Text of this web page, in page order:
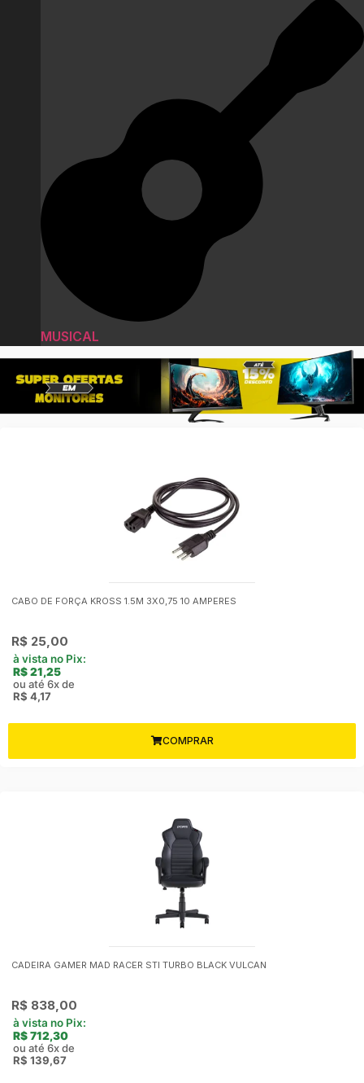
MUSICAL
CABO DE FORÇA KROSS 1.5M 3X0,75 10 AMPERES
R$ 25,00
à vista no Pix:
R$21,25
ou até 6x de
R$ 4,17
COMPRAR
CADEIRA GAMER MAD RACER STI TURBO BLACK VULCAN
R$ 838,00
à vista no Pix:
R$712,30
ou até 6x de
R$ 139,67